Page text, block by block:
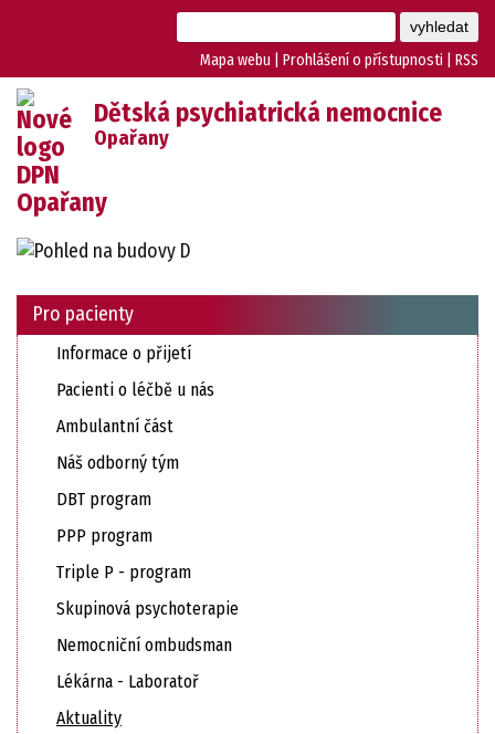
Mapa webu Prohlášení o přístupnosti RSS
Dětská psychiatrická nemocnice
Opařany
Pro pacienty
Informace o přijetí
Pacienti o léčbě u nás
Ambulantní část
Náš odborný tým
DBT program
PPP program
Triple P - program
Skupinová psychoterapie
Nemocniční ombudsman
Lékárna - Laboratoř
Aktuality